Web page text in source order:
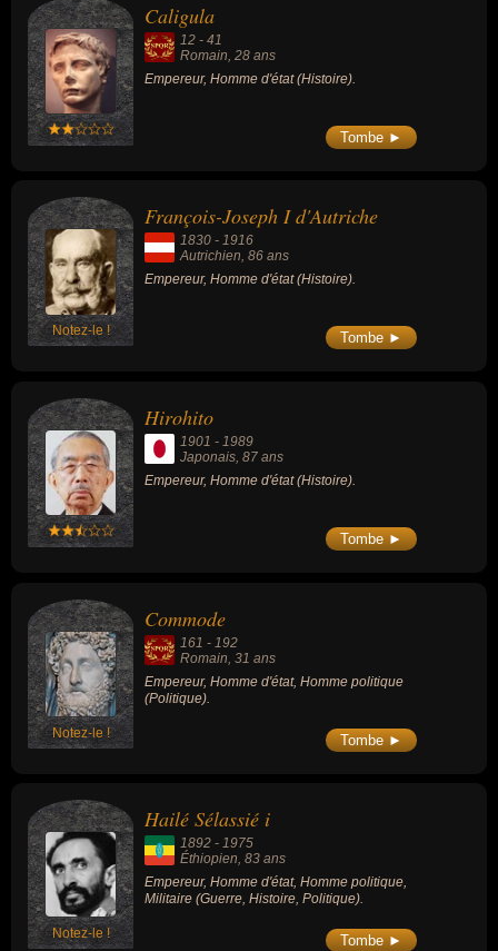
Caligula
12 - 41
Romain, 28 ans
Empereur, Homme d'état (Histoire).
Tombe ►
Notez-le !
François-Joseph I d'Autriche
1830 - 1916
Autrichien, 86 ans
Empereur, Homme d'état (Histoire).
Tombe ►
Hirohito
1901 - 1989
Japonais, 87 ans
Empereur, Homme d'état (Histoire).
Tombe ►
Notez-le !
Commode
161 - 192
Romain , 31 ans
Empereur, Homme d'état, Homme politique
(Politique).
Tombe ►
Notez-le !
Hailé Sélassié i
1892 - 1975
Éthiopien, 83 ans
Empereur, Homme d'état, Homme politique,
Militaire (Guerre, Histoire, Politique).
Tombe ►